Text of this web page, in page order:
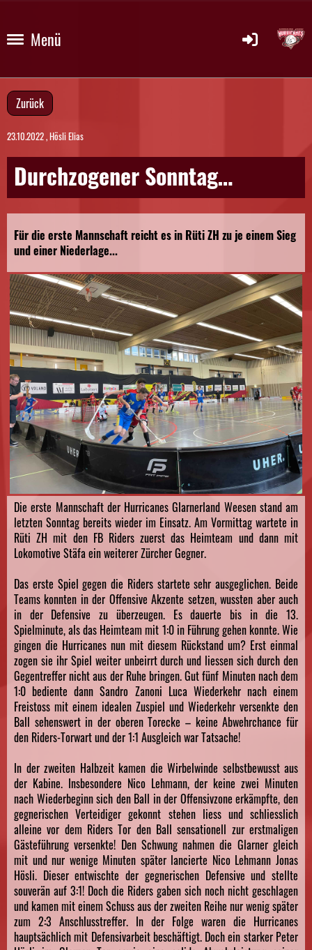
Menü
Zurück
23.10.2022, Hösli Elias
Durchzogener Sonntag…
Für die erste Mannschaft reicht es in Rüti ZH zu je einem Sieg
und einer Niederlage...
Die erste Mannschaft der Hurricanes Glarnerland Weesen stand am
letzten Sonntag bereits wieder im Einsatz. Am Vormittag wartete in
Rüti ZH mit den FB Riders zuerst das Heimteam und dann mit
Lokomotive Stäfa ein weiterer Zürcher Gegner.
Das erste Spiel gegen die Riders startete sehr ausgeglichen. Beide
Teams konnten in der Offensive Akzente setzen, wussten aber auch
in der Defensive zu überzeugen. Es dauerte bis in die 13.
Spielminute, als das Heimteam mit 1:0 in Führung gehen konnte. Wie
gingen die Hurricanes nun mit diesem Rückstand um? Erst einmal
zogen sie ihr Spiel weiter unbeirrt durch und liessen sich durch den
Gegentreffer nicht aus der Ruhe bringen. Gut fünf Minuten nach dem
1:0 bediente dann Sandro Zanoni Luca Wiederkehr nach einem
Freistoss mit einem idealen Zuspiel und Wiederkehr versenkte den
Ball sehenswert in der oberen Torecke – keine Abwehrchance für
den Riders-Torwart und der 1:1 Ausgleich war Tatsache!
In der zweiten Halbzeit kamen die Wirbelwinde selbstbewusst aus
der Kabine. Insbesondere Nico Lehmann, der keine zwei Minuten
nach Wiederbeginn sich den Ball in der Offensivzone erkämpfte, den
gegnerischen Verteidiger gekonnt stehen liess und schliesslich
alleine vor dem Riders Tor den Ball sensationell zur erstmaligen
Gästeführung versenkte! Den Schwung nahmen die Glarner gleich
mit und nur wenige Minuten später lancierte Nico Lehmann Jonas
Hösli. Dieser entwischte der gegnerischen Defensive und stellte
souverän auf 3:1! Doch die Riders gaben sich noch nicht geschlagen
und kamen mit einem Schuss aus der zweiten Reihe nur wenig später
zum 2:3 Anschlusstreffer. In der Folge waren die Hurricanes
hauptsächlich mit Defensivarbeit beschäftigt. Doch ein starker Peter